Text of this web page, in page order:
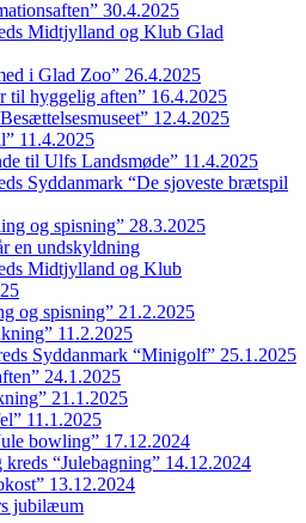
30.4.2025
Midtjylland og Klub Glad
i Glad Zoo” 26.4.2025
til hyggelig aften” 16.4.2025
12.4.2025
11.4.2025
til Ulfs Landsmøde” 11.4.2025
Syddanmark “De sjoveste brætspil
og spisning” 28.3.2025
en undskyldning
Midtjylland og Klub
og spisning” 21.2.2025
11.2.2025
Syddanmark “Minigolf” 25.1.2025
24.1.2025
21.1.2025
11.1.2025
bowling” 17.12.2024
“Julebagning” 14.12.2024
13.12.2024
jubilæum